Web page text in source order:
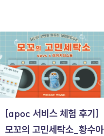
[apoc 서비스 체험 후기]
모꼬의 고민세탁소_황수아